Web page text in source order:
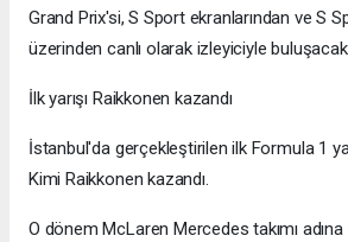
Grand Prix'si, S Sport ekranlarından ve S
üzerinden canlı olarak izleyiciyle buluşacak.
İlk yarışı Raikkonen kazandı
İstanbul'da gerçekleştirilen ilk Formula 1
Kimi Raikkonen kazandı.
O dönem McLaren Mercedes takımı adına